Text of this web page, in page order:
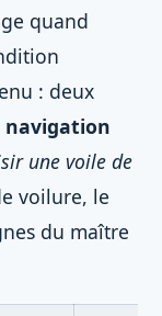
quand
: deux
navigation
une voile de
voilure, le
du maître